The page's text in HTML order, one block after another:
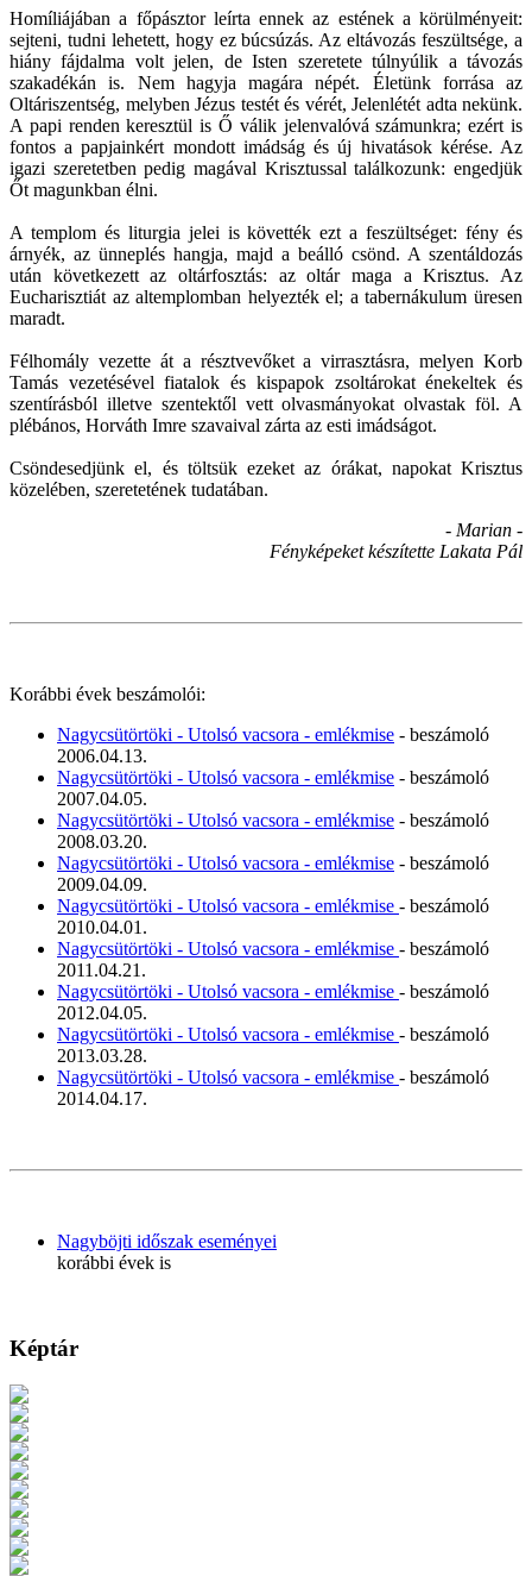
Homíliájában a főpásztor leírta ennek az estének a körülményeit:
sejteni, tudni lehetett, hogy ez búcsúzás. Az eltávozás feszültsége, a
hiány fájdalma volt jelen, de Isten szeretete túlnyúlik a távozás
szakadékán is. Nem hagyja magára népét. Életünk forrása az
Oltáriszentség, melyben Jézus testét és vérét, Jelenlétét adta nekünk.
A papi renden keresztül is Ő válik jelenvalóvá számunkra; ezért is
fontos a papjainkért mondott imádság és új hivatások kérése. Az
igazi szeretetben pedig magával Krisztussal találkozunk: engedjük
Őt magunkban élni.
A templom és liturgia jelei is követték ezt a feszültséget: fény és
árnyék, az ünneplés hangja, majd a beálló csönd. A szentáldozás
után következett az oltárfosztás: az oltár maga a Krisztus. Az
Eucharisztiát az altemplomban helyezték el; a tabernákulum üresen
maradt.
Félhomály vezette át a résztvevőket a virrasztásra, melyen Korb
Tamás vezetésével fiatalok és kispapok zsoltárokat énekeltek és
szentírásból illetve szentektől vett olvasmányokat olvastak föl. A
plébános, Horváth Imre szavaival zárta az esti imádságot.
Csöndesedjünk el, és töltsük ezeket az órákat, napokat Krisztus
közelében, szeretetének tudatában.
- Marian -
Fényképeket készítette Lakata Pál
Korábbi évek beszámolói:
Nagycsütörtöki - Utolsó vacsora - emlékmise - beszámoló
2006.04.13.
Nagycsütörtöki - Utolsó vacsora - emlékmise - beszámoló
2007.04.05.
Nagycsütörtöki - Utolsó vacsora - emlékmise - beszámoló
2008.03.20.
Nagycsütörtöki - Utolsó vacsora - emlékmise - beszámoló
2009.04.09.
Nagycsütörtöki - Utolsó vacsora - emlékmise - beszámoló
2010.04.01.
Nagycsütörtöki - Utolsó vacsora - emlékmise - beszámoló
2011.04.21.
Nagycsütörtöki - Utolsó vacsora - emlékmise - beszámoló
2012.04.05.
Nagycsütörtöki - Utolsó vacsora - emlékmise - beszámoló
2013.03.28.
Nagycsütörtöki - Utolsó vacsora - emlékmise - beszámoló
2014.04.17.
Nagyböjti időszak eseményei
korábbi évek is
Képtár